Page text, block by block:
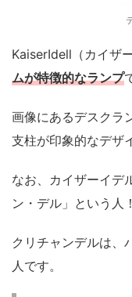
KaiserIdell（カイザ
ムが特徴的なランプ
画像にあるデスクラ
支柱が印象的なデザ
なお、カイザーイデ
ン・デル」という人！
クリチャンデルは、
人です。